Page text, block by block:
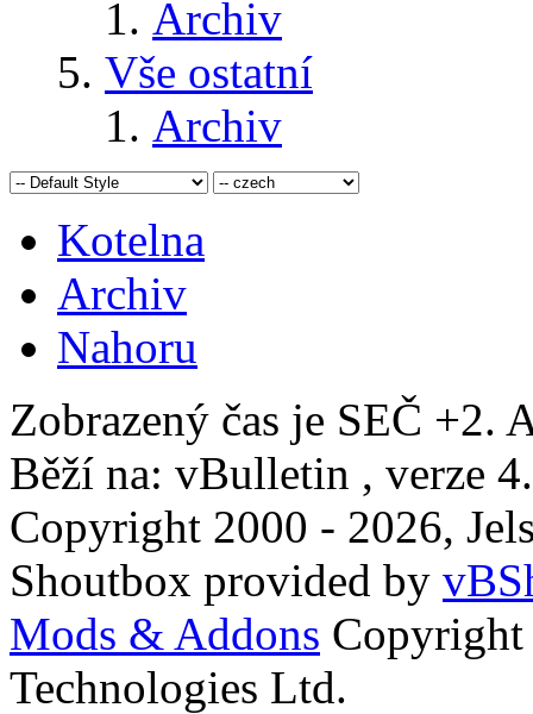
Archiv
Vše ostatní
Archiv
Kotelna
Archiv
Nahoru
Zobrazený čas je SEČ +2.
Běží na: vBulletin , verze
Copyright 2000 - 2026,
Shoutbox provided by
Mods & Addons
Technologies Ltd.